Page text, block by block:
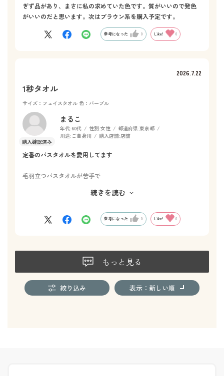
ぎず品があり、まさに私の求めていた色です。質がいいので発色
がいいのだと思います。次はブラウン系を購入予定です。
参考になった 0 Like! 0
2026.7.22
1秒タオル
サイズ：フェイスタオル 色：パープル
まるこ
年代:60代 性別:女性 都道府県:東京都
用途: ご自身用 購入店舗:店舗
定番のバスタオルを愛用してます
毛羽立つバスタオルが苦手で
続きを読む
参考になった 0 Like! 0
もっと見る
絞り込み 表示：新しい順